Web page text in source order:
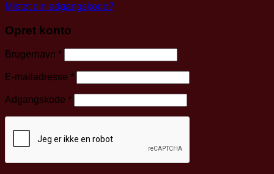
Mistet din adgangskode?
Opret konto
Brugernavn *Påkrævet
E-mailadresse *Påkrævet
Adgangskode *Påkrævet